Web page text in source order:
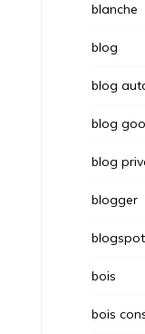
blanche
blog
blog
blog
blog
blogger
blogspot
bois
bois